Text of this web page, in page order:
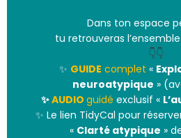
Dans ton espace
tu retrouveras
👇👇
✨ GUIDE complet «
neuroatypique »
✨AUDIO guidé exclusif «
✨ Le lien TidyCal pour
« Clarté atypique »